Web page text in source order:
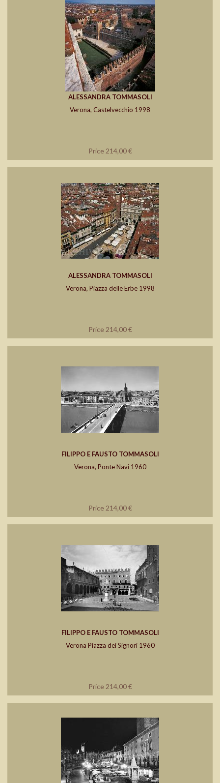
ALESSANDRA TOMMASOLI
Verona, Castelvecchio 1998
Price 214,00 €
ALESSANDRA TOMMASOLI
Verona, Piazza delle Erbe 1998
Price 214,00 €
FILIPPO E FAUSTO TOMMASOLI
Verona, Ponte Navi 1960
Price 214,00 €
FILIPPO E FAUSTO TOMMASOLI
Verona Piazza dei Signori 1960
Price 214,00 €